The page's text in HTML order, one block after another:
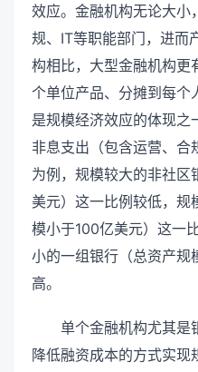
效应。金融机构无论大小
规、IT等职能部门，进而
构相比，大型金融机构更
个单位产品、分摊到每个
是规模经济效应的体现之
非息支出（包含运营、合
为例，规模较大的非社区
美元）这一比例较低，规
模小于100亿美元）这一
小的一组银行（总资产规
高。
单个金融机构尤其是
降低融资成本的方式实现